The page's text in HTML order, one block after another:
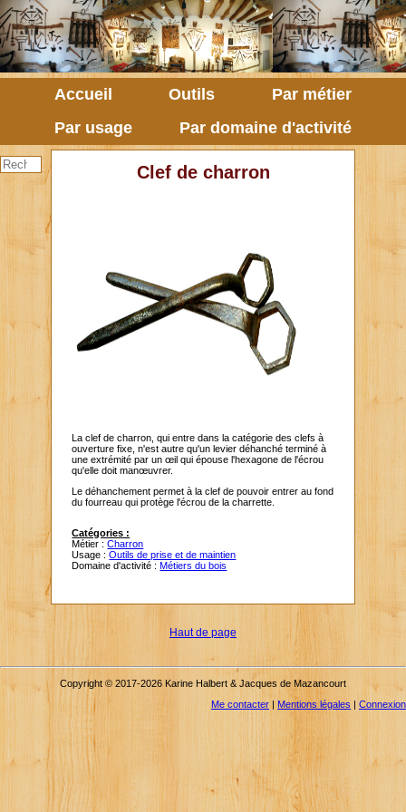
Accueil Outils
Par métier
Par usage
Par domaine d'activité
Clef de charron
La clef de charron, qui entre dans la catégorie des clefs à
ouverture fixe, n'est autre qu'un levier déhanché terminé à
une extrémité par un œil qui épouse l'hexagone de l'écrou
qu'elle doit manœuvrer.
Le déhanchement permet à la clef de pouvoir entrer au fond
du fourreau qui protège l'écrou de la charrette.
Catégories :
Métier :Charron
Usage :Outils de prise et de maintien
Domaine d'activité :Métiers du bois
Haut de page
Copyright © 2017-2026 Karine Halbert & Jacques de Mazancourt
Me contacter
Mentions légales Connexion